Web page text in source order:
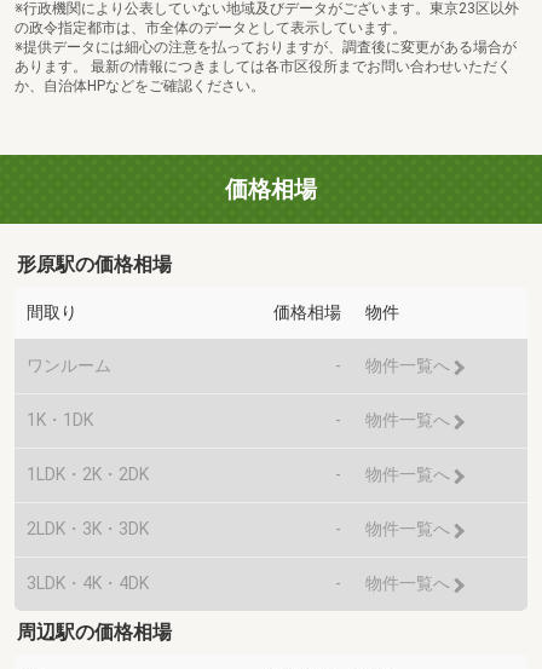
※行政機関により公表していない地域及びデータがございます。東京23区以外
の政令指定都市は、市全体のデータとして表示しています。
※提供データには細心の注意を払っておりますが、調査後に変更がある場合が
あります。 最新の情報につきましては各市区役所までお問い合わせいただく
か、自治体HPなどをご確認ください。
価格相場
形原駅の価格相場
間取り 価格相場 物件
ワンルーム - 物件一覧へ
1K・1DK - 物件一覧へ
1LDK・2K・2DK - 物件一覧へ
2LDK・3K・3DK - 物件一覧へ
3LDK・4K・4DK - 物件一覧へ
周辺駅の価格相場